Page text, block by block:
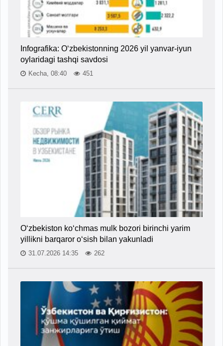
Infografika: O‘zbekistonning 2026 yil yanvar-iyun
oylaridagi tashqi savdosi
Kecha, 08:40 451
O‘zbekiston ko‘chmas mulk bozori birinchi yarim
yillikni barqaror o‘sish bilan yakunladi
31.07.2026 14:35 262